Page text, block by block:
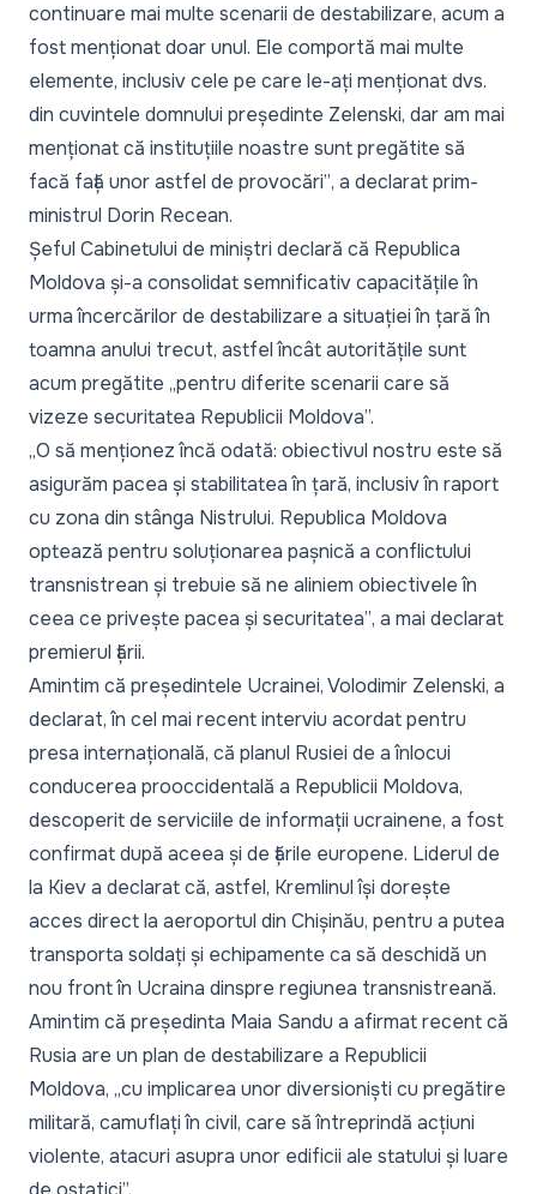
continuare mai multe scenarii de destabilizare, acum a
fost menționat doar unul. Ele comportă mai multe
elemente, inclusiv cele pe care le-ați menționat dvs.
din cuvintele domnului președinte Zelenski, dar am mai
menționat că instituțiile noastre sunt pregătite să
facă față unor astfel de provocări”, a declarat prim-
ministrul Dorin Recean.
Șeful Cabinetului de miniștri declară că Republica
Moldova și-a consolidat semnificativ capacitățile în
urma încercărilor de destabilizare a situației în țară în
toamna anului trecut, astfel încât autoritățile sunt
acum pregătite „pentru diferite scenarii care să
vizeze securitatea Republicii Moldova”.
„O să menționez încă odată: obiectivul nostru este să
asigurăm pacea și stabilitatea în țară, inclusiv în raport
cu zona din stânga Nistrului. Republica Moldova
optează pentru soluționarea pașnică a conflictului
transnistrean și trebuie să ne aliniem obiectivele în
ceea ce privește pacea și securitatea”, a mai declarat
premierul țării.
Amintim că președintele Ucrainei, Volodimir Zelenski, a
declarat, în cel mai recent interviu acordat pentru
presa internațională, că planul Rusiei de a înlocui
conducerea prooccidentală a Republicii Moldova,
descoperit de serviciile de informații ucrainene, a fost
confirmat după aceea și de țările europene. Liderul de
la Kiev a declarat că, astfel, Kremlinul își dorește
acces direct la aeroportul din Chișinău, pentru a putea
transporta soldați și echipamente ca să deschidă un
nou front în Ucraina dinspre regiunea transnistreană.
Amintim că președinta Maia Sandu a afirmat recent că
Rusia are un plan de destabilizare a Republicii
Moldova, „cu implicarea unor diversioniști cu pregătire
militară, camuflați în civil, care să întreprindă acțiuni
violente, atacuri asupra unor edificii ale statului și luare